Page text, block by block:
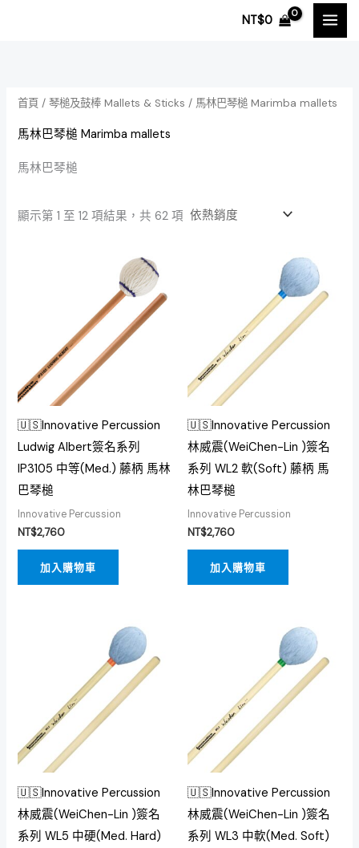
NT$0
首頁 /琴槌及鼓棒 Mallets & Sticks / 馬林巴琴槌 Marimba mallets
馬林巴琴槌 Marimba mallets
馬林巴琴槌
顯示第 1 至 12 項結果，共 62 項
🇺🇸Innovative Percussion
Ludwig Albert簽名系列
IP3105 中等(Med.) 藤柄 馬林
巴琴槌
Innovative Percussion
NT$2,760
加入購物車
🇺🇸Innovative Percussion
林威震(WeiChen-Lin )簽名
系列 WL2 軟(Soft) 藤柄 馬
林巴琴槌
Innovative Percussion
NT$2,760
加入購物車
🇺🇸Innovative Percussion
林威震(WeiChen-Lin )簽名
系列 WL5 中硬(Med. Hard)
🇺🇸Innovative Percussion
林威震(WeiChen-Lin )簽名
系列 WL3 中軟(Med. Soft)